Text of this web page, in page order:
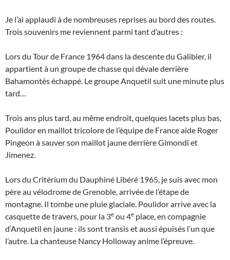
Je l’ai applaudi à de nombreuses reprises au bord des routes.
Trois souvenirs me reviennent parmi tant d’autres :
Lors du Tour de France 1964 dans la descente du Galibier, il
appartient à un groupe de chasse qui dévale derrière
Bahamontès échappé. Le groupe Anquetil suit une minute plus
tard…
Trois ans plus tard, au même endroit, quelques lacets plus bas,
Poulidor en maillot tricolore de l’équipe de France aide Roger
Pingeon à sauver son maillot jaune derrière Gimondi et
Jimenez.
Lors du Critérium du Dauphiné Libéré 1965, je suis avec mon
père au vélodrome de Grenoble, arrivée de l’étape de
montagne. Il tombe une pluie glaciale. Poulidor arrive avec la
casquette de travers, pour la 3e ou 4e place, en compagnie
d’Anquetil en jaune : ils sont transis et aussi épuisés l’un que
l’autre. La chanteuse Nancy Holloway anime l’épreuve.